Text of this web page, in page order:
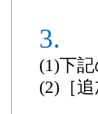
(1)下
(2)［